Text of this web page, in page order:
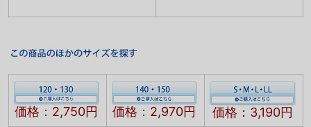
価格：2,750円 価格：2,970円 価格：3,190円